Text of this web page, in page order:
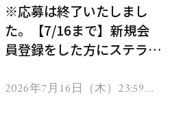
※応募は終了いたしまし
た。【7/16まで】新規会
員登録をした方にステラボ
ヘアドライヤー ジュエル
2026年7月16日（木）23:59ま